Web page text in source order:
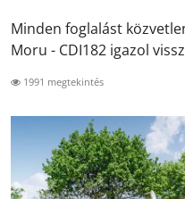
Minden foglalást
Moru - CDI182 igazol
1991 megtekintés